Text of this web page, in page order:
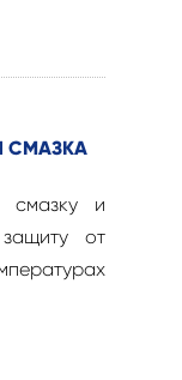
СМАЗКА
смазку и
от